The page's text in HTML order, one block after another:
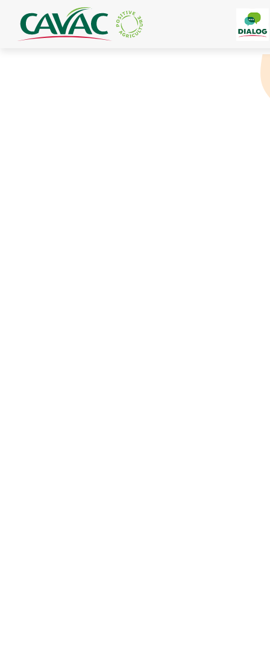
Panneau de gestion des cookies